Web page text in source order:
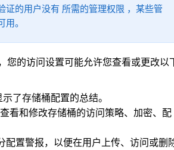
证的用户没有 所需的管理权限 ，某些管
。
您的访问设置可能允许您查看或更改以
了存储桶配置的总结。
看和修改存储桶的访问策略、加密、配
配置警报，以便在用户上传、访问或删